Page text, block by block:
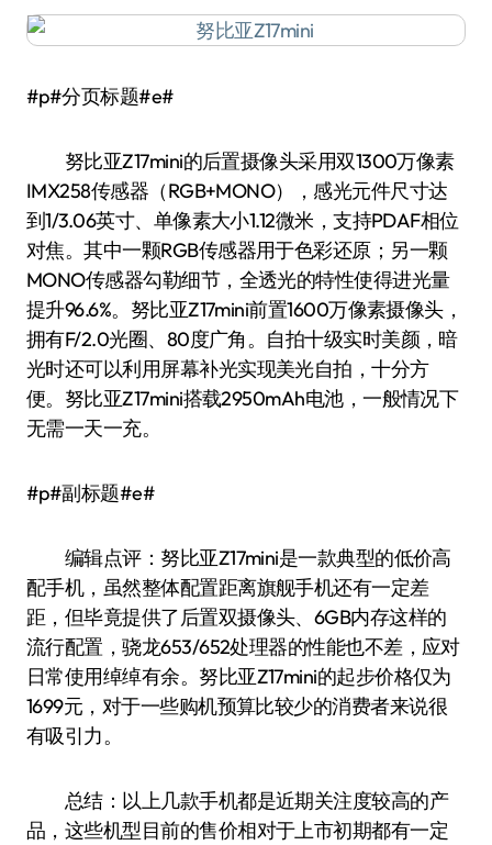
#p#分页标题#e#
努比亚Z17mini的后置摄像头采用双1300万像素
IMX258传感器（RGB+MONO），感光元件尺寸达
到1/3.06英寸、单像素大小1.12微米，支持PDAF相位
对焦。其中一颗RGB传感器用于色彩还原；另一颗
MONO传感器勾勒细节，全透光的特性使得进光量
提升96.6%。努比亚Z17mini前置1600万像素摄像头，
拥有F/2.0光圈、80度广角。自拍十级实时美颜，暗
光时还可以利用屏幕补光实现美光自拍，十分方
便。努比亚Z17mini搭载2950mAh电池，一般情况下
无需一天一充。
#p#副标题#e#
编辑点评：努比亚Z17mini是一款典型的低价高
配手机，虽然整体配置距离旗舰手机还有一定差
距，但毕竟提供了后置双摄像头、6GB内存这样的
流行配置，骁龙653/652处理器的性能也不差，应对
日常使用绰绰有余。努比亚Z17mini的起步价格仅为
1699元，对于一些购机预算比较少的消费者来说很
有吸引力。
总结：以上几款手机都是近期关注度较高的产
品，这些机型目前的售价相对于上市初期都有一定